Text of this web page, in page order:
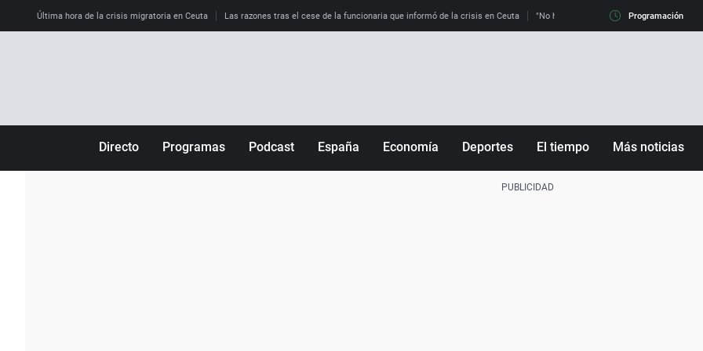
Última hora de la crisis migratoria en Ceuta Las razones tras el cese de la funcionaria que informó de la crisis en Ceuta "No hay mafias, que no nos engañen":
Programación
Directo Programas Podcast España Economía Deportes El tiempo Más noticias